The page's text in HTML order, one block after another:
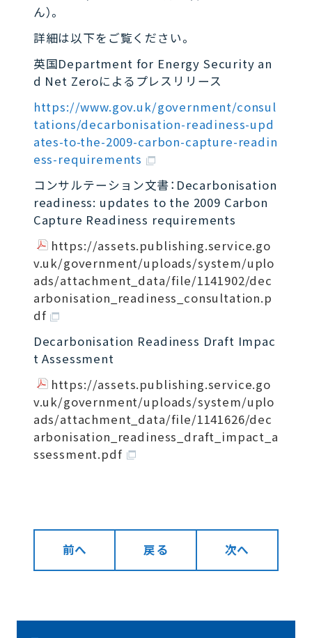
ん）。
詳細は以下をご覧ください。
英国Department for Energy Security an
d Net Zeroによるプレスリリース
https://www.gov.uk/government/consul
tations/decarbonisation-readiness-upd
ates-to-the-2009-carbon-capture-readin
ess-requirements
コンサルテーション文書：Decarbonisation
readiness: updates to the 2009 Carbon
Capture Readiness requirements
https://assets.publishing.service.go
v.uk/government/uploads/system/uplo
ads/attachment_data/file/1141902/dec
arbonisation_readiness_consultation.p
df
Decarbonisation Readiness Draft Impac
t Assessment
https://assets.publishing.service.go
v.uk/government/uploads/system/uplo
ads/attachment_data/file/1141626/dec
arbonisation_readiness_draft_impact_a
ssessment.pdf
前へ 戻る 次へ